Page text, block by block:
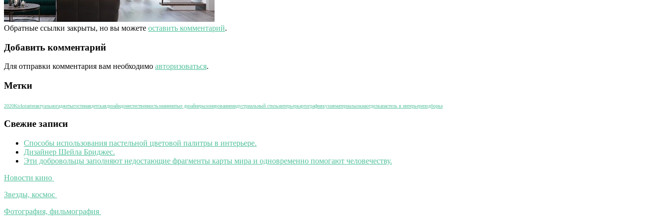
Обратные ссылки закрыты, но вы можете оставить комментарий.
Добавить комментарий
Для отправки комментария вам необходимо авторизоваться.
Метки
2020Kickstarterактуальногаджетыгостинаядетскаядизайндоместественностьзнаменитые дизайнерызонированиеиндустриальный стильинтерьеркартографиякухняматериалыокнаотделкапастель в интерьереподборка
Свежие записи
Способы использования пастельной цветовой палитры в интерьере.
Дизайнер Шейла Бриджес.
Эти добровольцы заполняют недостающие фрагменты карты мира и одновременно помогают человечеству.
Новости кино
Звезды, космос
Фотография, фильмография